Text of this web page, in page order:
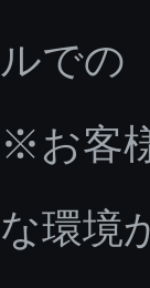
ルでの
※お客
な環境